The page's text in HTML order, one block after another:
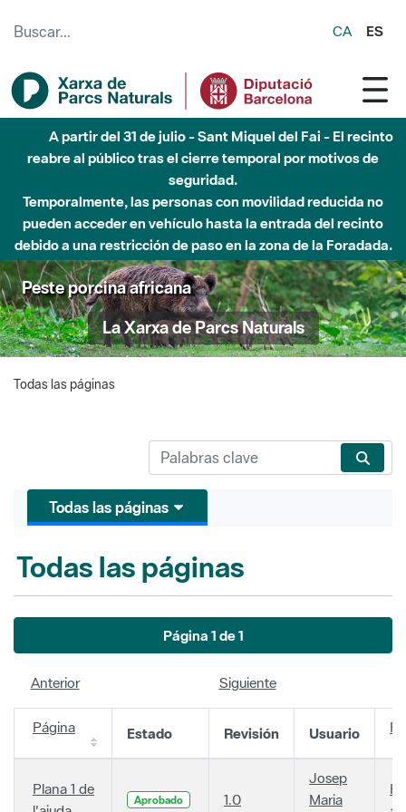
CA ES
A partir del 31 de julio - Sant Miquel del Fai - El recinto
reabre al público tras el cierre temporal por motivos de
seguridad.
Temporalmente, las personas con movilidad reducida no
pueden acceder en vehículo hasta la entrada del recinto
debido a una restricción de paso en la zona de la Foradada.
Peste porcina africana
La Xarxa de Parcs Naturals
Todas las páginas
Todas las páginas
Todas las páginas
Página 1 de 1
Anterior Siguiente
Página Estado Revisión Usuario
Plana 1 de
Aprobado 1.0
Josep
Maria